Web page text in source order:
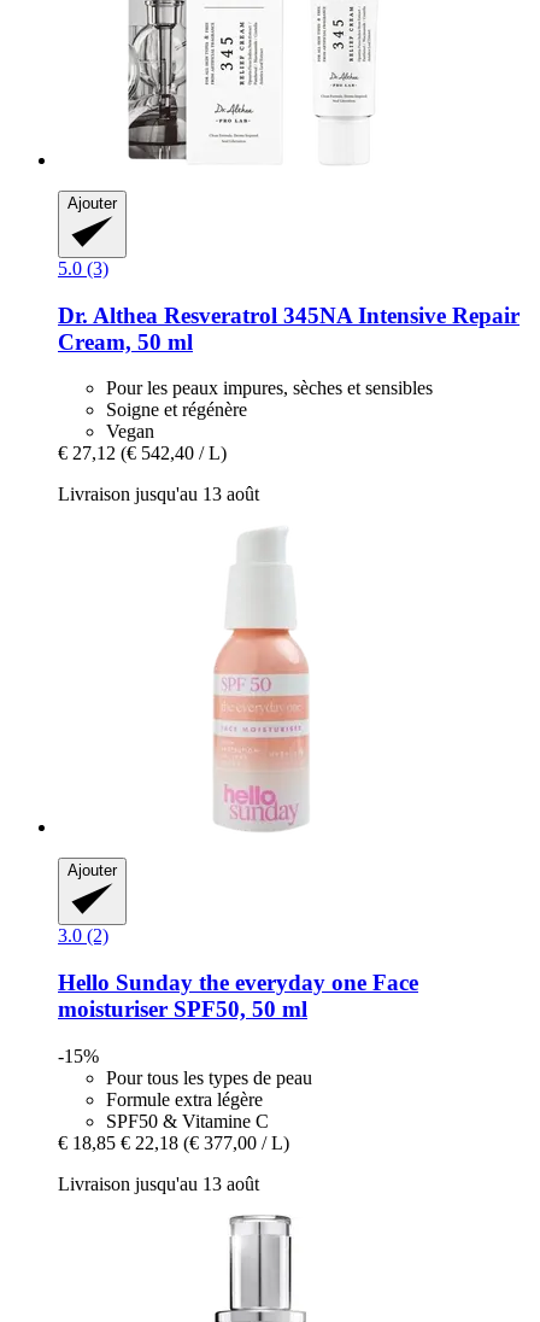
Ajouter
5.0 (3)
Dr. Althea Resveratrol 345NA Intensive Repair
Cream, 50 ml
Pour les peaux impures, sèches et sensibles
Soigne et régénère
Vegan
€ 27,12 (€ 542,40 / L)
Livraison jusqu'au 13 août
Ajouter
3.0 (2)
Hello Sunday the everyday one Face
moisturiser SPF50, 50 ml
-15%
Pour tous les types de peau
Formule extra légère
SPF50 & Vitamine C
€ 18,85 € 22,18 (€ 377,00 / L)
Livraison jusqu'au 13 août